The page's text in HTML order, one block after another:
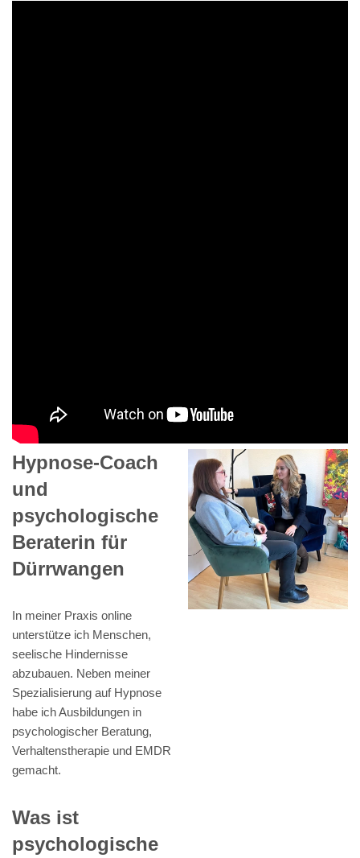
Hypnose-Coach
und
psychologische
Beraterin für
Dürrwangen
In meiner Praxis online
unterstütze ich Menschen,
seelische Hindernisse
abzubauen. Neben meiner
Spezialisierung auf Hypnose
habe ich Ausbildungen in
psychologischer Beratung,
Verhaltenstherapie und EMDR
gemacht.
Was ist
psychologische